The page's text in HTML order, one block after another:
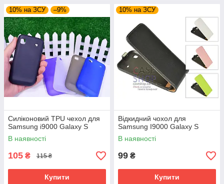
10% на ЗСУ –9%
Силіконовий TPU чехол для
Samsung i9000 Galaxy S
В наявності
105 ₴ 115 ₴
Купити
10% на ЗСУ
Відкидний чохол для
Samsung I9000 Galaxy S
В наявності
99 ₴
Купити